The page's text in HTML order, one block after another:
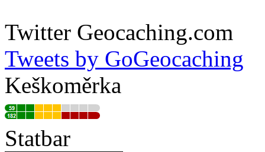
Twitter Geocaching.com
Tweets by GoGeocaching
Keškoměrka
Statbar